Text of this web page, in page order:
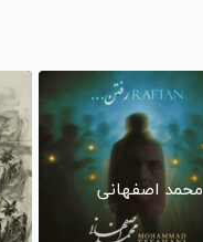
محمد اصفهانی